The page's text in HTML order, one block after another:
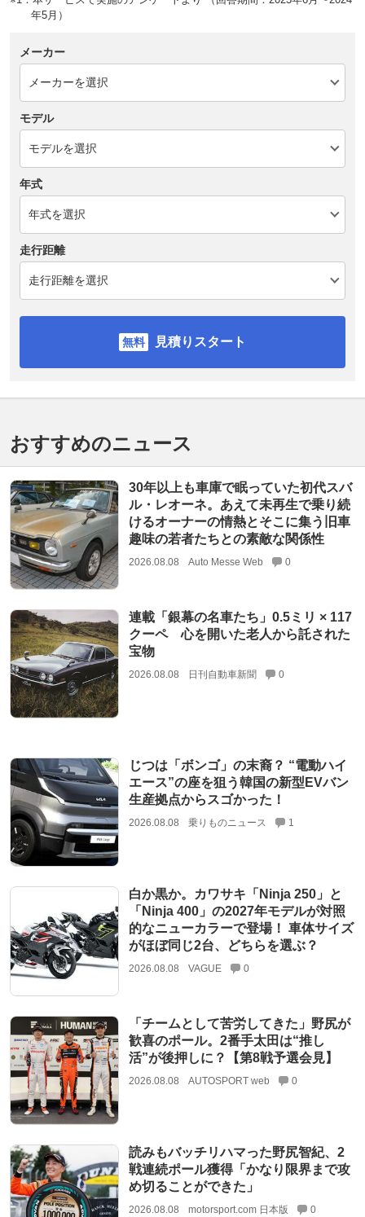
年5月）
メーカー
モデル
年式
走行距離
見積りスタート
おすすめのニュース
30年以上も車庫で眠っていた初代スバ
ル・レオーネ。あえて未再生で乗り続
けるオーナーの情熱とそこに集う旧車
趣味の若者たちとの素敵な関係性
2026.08.08 Auto Messe Web 0
連載「銀幕の名車たち」0.5ミリ × 117
クーペ 心を開いた老人から託された
宝物
2026.08.08 日刊自動車新聞 0
じつは「ボンゴ」の末裔？ “電動ハイ
エース”の座を狙う韓国の新型EVバン
生産拠点からスゴかった！
2026.08.08 乗りものニュース 1
白か黒か。カワサキ「Ninja 250」と
「Ninja 400」の2027年モデルが対照
的なニューカラーで登場！ 車体サイズ
がほぼ同じ2台、どちらを選ぶ？
2026.08.08 VAGUE 0
「チームとして苦労してきた」野尻が
歓喜のポール。2番手太田は“推し
活”が後押しに？【第8戦予選会見】
2026.08.08 AUTOSPORT web 0
読みもバッチリハマった野尻智紀、2
戦連続ポール獲得「かなり限界まで攻
め切ることができた」
2026.08.08 motorsport.com 日本版 0